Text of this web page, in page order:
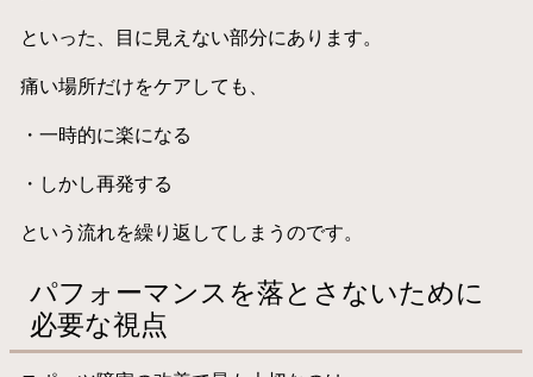
といった、目に見えない部分にあります。
痛い場所だけをケアしても、
・一時的に楽になる
・しかし再発する
という流れを繰り返してしまうのです。
パフォーマンスを落とさないために
必要な視点